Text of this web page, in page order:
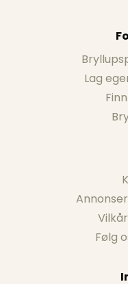
Lag
Følg